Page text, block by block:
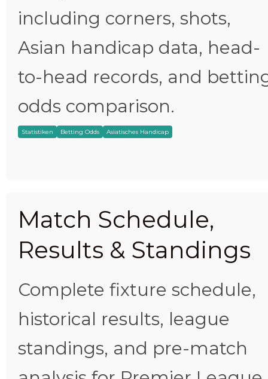
including corners, shots,
Asian handicap data, head-
to-head records, and
odds comparison.
Statistiken Betting Odds Asiatisches Handicap
Match Schedule,
Results & Standings
Complete fixture schedule,
historical results, league
standings, and pre-match